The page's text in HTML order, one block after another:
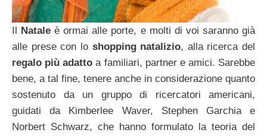
Il Natale è ormai alle porte, e molti di voi saranno già
alle prese con lo shopping natalizio, alla ricerca del
regalo più adatto a familiari, partner e amici. Sarebbe
bene, a tal fine, tenere anche in considerazione quanto
sostenuto da un gruppo di ricercatori americani,
guidati da Kimberlee Waver, Stephen Garchia e
Norbert Schwarz, che hanno formulato la teoria del